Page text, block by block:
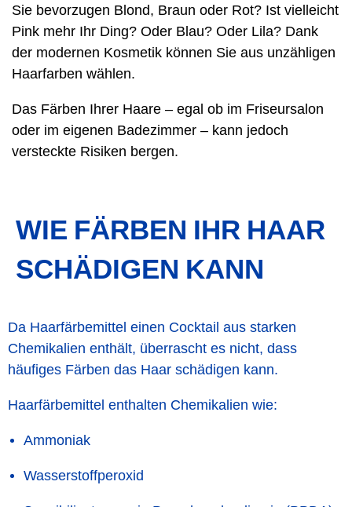
Sie bevorzugen Blond, Braun oder Rot? Ist vielleicht
Pink mehr Ihr Ding? Oder Blau? Oder Lila? Dank
der modernen Kosmetik können Sie aus unzähligen
Haarfarben wählen.
Das Färben Ihrer Haare – egal ob im Friseursalon
oder im eigenen Badezimmer – kann jedoch
versteckte Risiken bergen.
WIE FÄRBEN IHR HAAR
SCHÄDIGEN KANN
Da Haarfärbemittel einen Cocktail aus starken
Chemikalien enthält, überrascht es nicht, dass
häufiges Färben das Haar schädigen kann.
Haarfärbemittel enthalten Chemikalien wie:
Ammoniak
Wasserstoffperoxid